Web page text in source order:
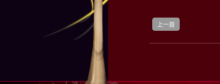
上一頁